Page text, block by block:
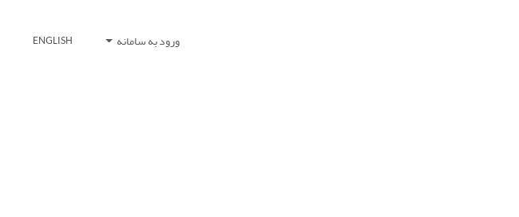
ورود به سامانه ENGLISH